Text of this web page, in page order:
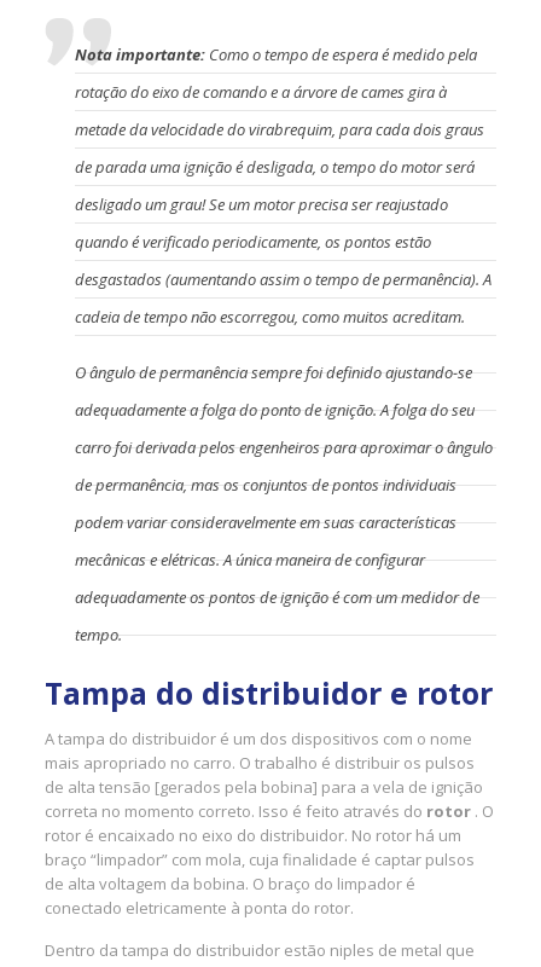
Nota importante: Como o tempo de espera é medido pela
rotação do eixo de comando e a árvore de cames gira à
metade da velocidade do virabrequim, para cada dois graus
de parada uma ignição é desligada, o tempo do motor será
desligado um grau! Se um motor precisa ser reajustado
quando é verificado periodicamente, os pontos estão
desgastados (aumentando assim o tempo de permanência). A
cadeia de tempo não escorregou, como muitos acreditam.
O ângulo de permanência sempre foi definido ajustando-se
adequadamente a folga do ponto de ignição. A folga do seu
carro foi derivada pelos engenheiros para aproximar o ângulo
de permanência, mas os conjuntos de pontos individuais
podem variar consideravelmente em suas características
mecânicas e elétricas. A única maneira de configurar
adequadamente os pontos de ignição é com um medidor de
tempo.
Tampa do distribuidor e rotor
A tampa do distribuidor é um dos dispositivos com o nome
mais apropriado no carro. O trabalho é distribuir os pulsos
de alta tensão [gerados pela bobina] para a vela de ignição
correta no momento correto. Isso é feito através do rotor . O
rotor é encaixado no eixo do distribuidor. No rotor há um
braço “limpador” com mola, cuja finalidade é captar pulsos
de alta voltagem da bobina. O braço do limpador é
conectado eletricamente à ponta do rotor.
Dentro da tampa do distribuidor estão niples de metal que